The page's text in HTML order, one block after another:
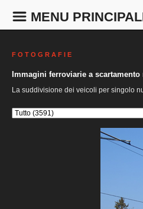
MENU
F O T O G R A F I E
Immagini ferroviarie a scartamento
La suddivisione dei veicoli per singolo